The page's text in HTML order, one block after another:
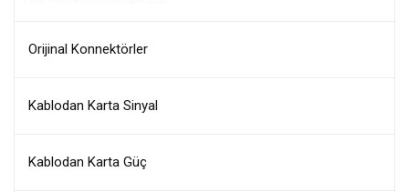
Orijinal Konnektörler
Kablodan Karta Sinyal
Kablodan Karta Güç